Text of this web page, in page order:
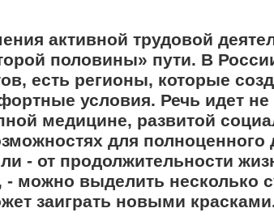
активной трудовой
половины» пути. В
есть регионы, которые
условия. Речь идет не
медицине, развитой
для полноценного
- от продолжительности
можно выделить несколько
заиграть новыми